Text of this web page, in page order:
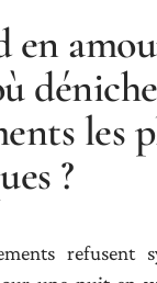
en
les
?
refusent